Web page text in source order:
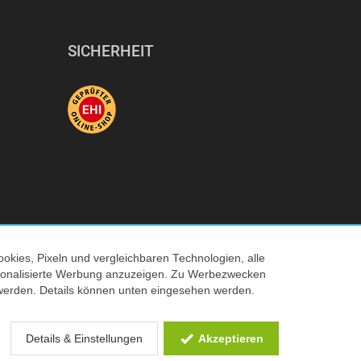
SICHERHEIT
© 2026 Tecedo
Pixeln und vergleichbaren Technologien, alle
Werbung anzuzeigen. Zu Werbezwecken
Details können unten eingesehen werden.
Details & Einstellungen Akzeptieren